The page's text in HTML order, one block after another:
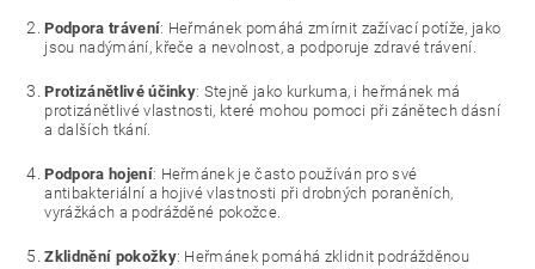
Podpora trávení: Heřmánek pomáhá zmírnit zažívací potíže, jako
jsou nadýmání, křeče a nevolnost, a podporuje zdravé trávení.
Protizánětlivé účinky: Stejně jako kurkuma, i heřmánek má
protizánětlivé vlastnosti, které mohou pomoci při zánětech dásní
a dalších tkání.
Podpora hojení: Heřmánek je často používán pro své
antibakteriální a hojivé vlastnosti při drobných poraněních,
vyrážkách a podrážděné pokožce.
Zklidnění pokožky: Heřmánek pomáhá zklidnit podrážděnou